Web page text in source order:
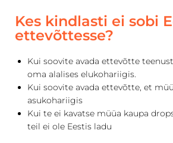
Kes kindlasti ei sobi
ettevõttesse?
Kui soovite avada ettevõtte
oma alalises elukohariigis.
Kui soovite avada ettevõtte, et
asukohariigis
Kui te ei kavatse müüa kaupa
teil ei ole Eestis ladu